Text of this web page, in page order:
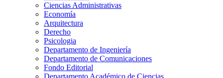
Ciencias Administrativas
Economía
Arquitectura
Derecho
Psicologia
Departamento de Ingeniería
Departamento de Comunicaciones
Fondo Editorial
Departamento Académico de Ciencias